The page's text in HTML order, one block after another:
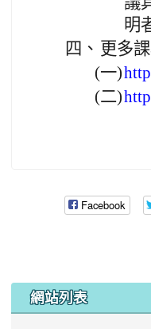
明
四、 更多
(一)
(二)
Facebook
網站列表